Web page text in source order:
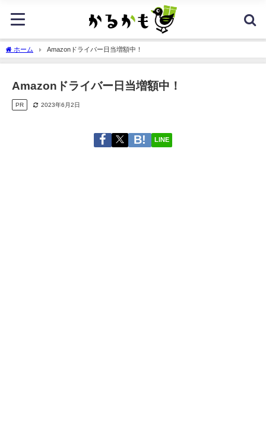
ホーム Amazonドライバー日当増額中！
Amazonドライバー日当増額中！
PR 2023年6月2日
LINE